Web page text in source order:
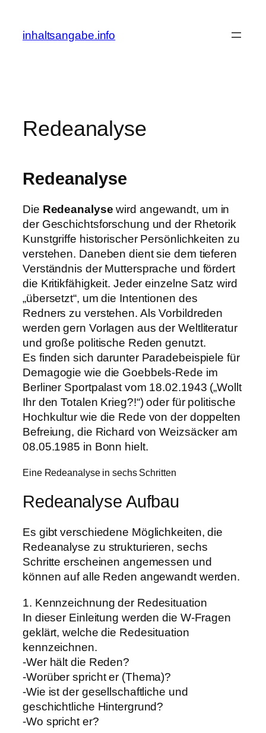
springen
inhaltsangabe.info
Redeanalyse
Redeanalyse
Die Redeanalyse wird angewandt, um in
der Geschichtsforschung und der Rhetorik
Kunstgriffe historischer Persönlichkeiten zu
verstehen. Daneben dient sie dem tieferen
Verständnis der Muttersprache und fördert
die Kritikfähigkeit. Jeder einzelne Satz wird
„übersetzt“, um die Intentionen des
Redners zu verstehen. Als Vorbildreden
werden gern Vorlagen aus der Weltliteratur
und große politische Reden genutzt.
Es finden sich darunter Paradebeispiele für
Demagogie wie die Goebbels-Rede im
Berliner Sportpalast vom 18.02.1943 („Wollt
Ihr den Totalen Krieg?!“) oder für politische
Hochkultur wie die Rede von der doppelten
Befreiung, die Richard von Weizsäcker am
08.05.1985 in Bonn hielt.
Eine Redeanalyse in sechs Schritten
Redeanalyse Aufbau
Es gibt verschiedene Möglichkeiten, die
Redeanalyse zu strukturieren, sechs
Schritte erscheinen angemessen und
können auf alle Reden angewandt werden.
1. Kennzeichnung der Redesituation
In dieser Einleitung werden die W-Fragen
geklärt, welche die Redesituation
kennzeichnen.
-Wer hält die Reden?
-Worüber spricht er (Thema)?
-Wie ist der gesellschaftliche und
geschichtliche Hintergrund?
-Wo spricht er?